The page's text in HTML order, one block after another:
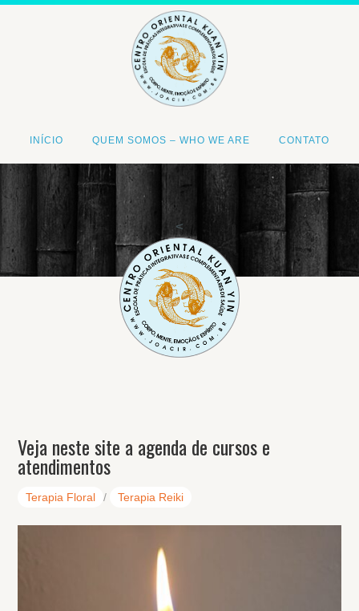
INÍCIO QUEM SOMOS – WHO WE ARE CONTATO
<
Veja neste site a agenda de cursos e
atendimentos
Terapia Floral / Terapia Reiki